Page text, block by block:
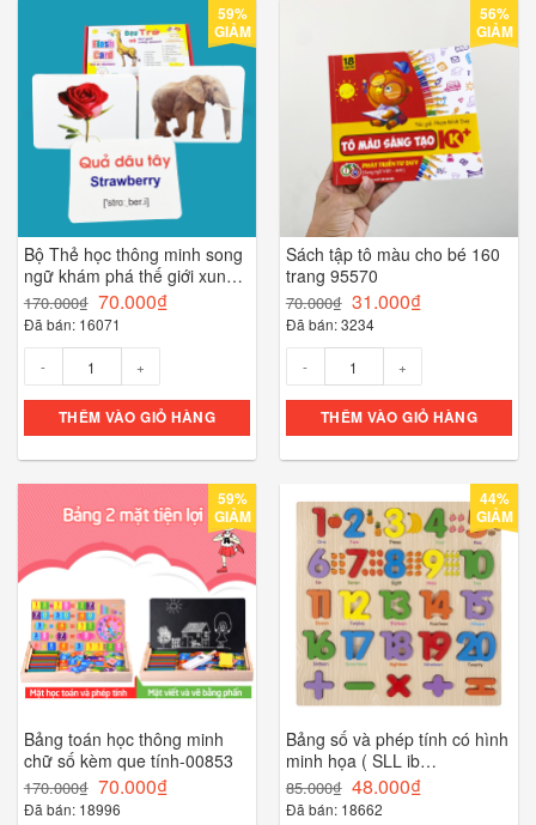
59%
GIẢM
Bộ Thẻ học thông minh song
ngữ khám phá thế giới xung
quanh loại thẻ to 12x16cm (
SLL ib zalo)- 88274
170.000₫ 70.000₫
Đã bán: 16071
THÊM VÀO GIỎ HÀNG
56%
GIẢM
Sách tập tô màu cho bé 160
trang 95570
70.000₫ 31.000₫
Đã bán: 3234
THÊM VÀO GIỎ HÀNG
59%
GIẢM
Bảng toán học thông minh
chữ số kèm que tính-00853
170.000₫ 70.000₫
Đã bán: 18996
44%
GIẢM
Bảng số và phép tính có hình
minh họa ( SLL ib
zalo)-00856
85.000₫ 48.000₫
Đã bán: 18662